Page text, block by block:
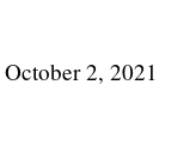
October 2, 2021